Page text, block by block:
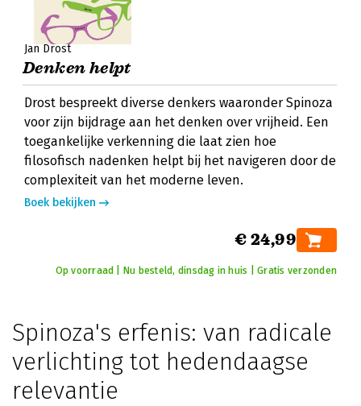
Jan Drost
Denken helpt
Drost bespreekt diverse denkers waaronder Spinoza
voor zijn bijdrage aan het denken over vrijheid. Een
toegankelijke verkenning die laat zien hoe
filosofisch nadenken helpt bij het navigeren door de
complexiteit van het moderne leven.
Boek bekijken
€ 24,99
Op voorraad | Nu besteld, dinsdag in huis | Gratis verzonden
Spinoza's erfenis: van radicale
verlichting tot hedendaagse
relevantie